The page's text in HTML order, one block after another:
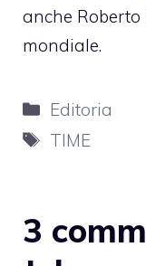
anche
mondiale.
Categorie
Editoria
Tag
TIME
3